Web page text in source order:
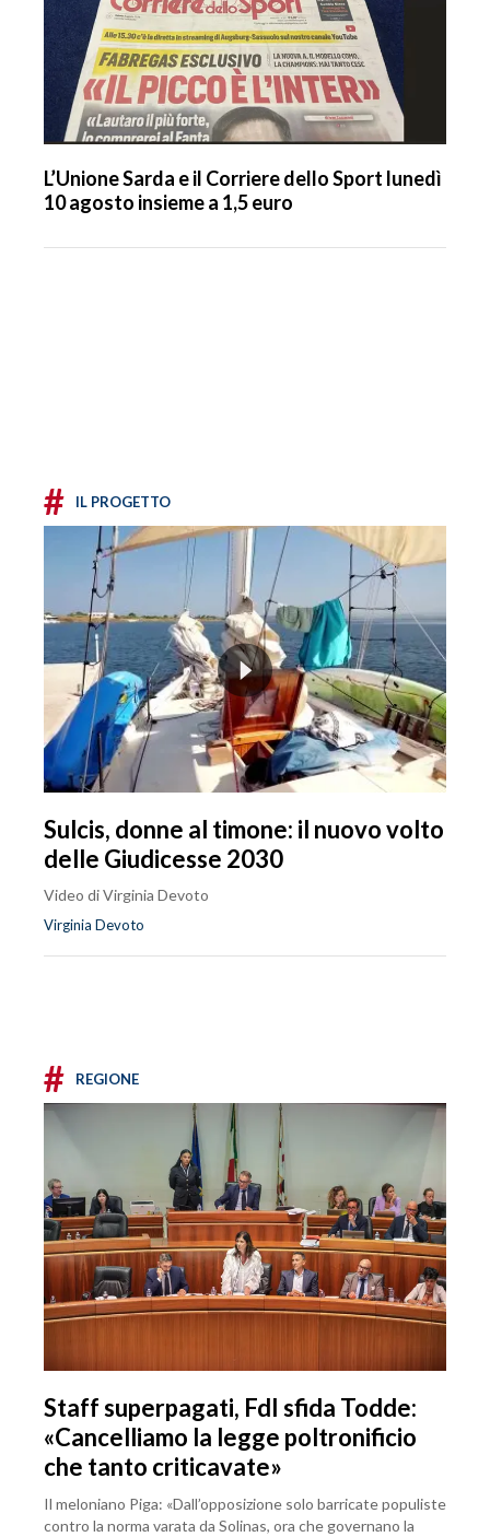
L’Unione Sarda e il Corriere dello Sport lunedì
10 agosto insieme a 1,5 euro
# IL PROGETTO
Sulcis, donne al timone: il nuovo volto
delle Giudicesse 2030
Video di Virginia Devoto
Virginia Devoto
# REGIONE
Staff superpagati, FdI sfida Todde:
«Cancelliamo la legge poltronificio
che tanto criticavate»
Il meloniano Piga: «Dall’opposizione solo barricate populiste
contro la norma varata da Solinas, ora che governano la